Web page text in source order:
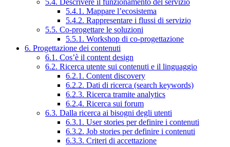
5.4. Descrivere il funzionamento del servizio
5.4.1. Mappare l’ecosistema
5.4.2. Rappresentare i flussi di servizio
5.5. Co-progettare le soluzioni
5.5.1. Workshop di co-progettazione
6. Progettazione dei contenuti
6.1. Cos’è il content design
6.2. Ricerca utente sui contenuti e il linguaggio
6.2.1. Content discovery
6.2.2. Dati di ricerca (search keywords)
6.2.3. Ricerca tramite analytics
6.2.4. Ricerca sui forum
6.3. Dalla ricerca ai bisogni degli utenti
6.3.1. User stories per definire i contenuti
6.3.2. Job stories per definire i contenuti
6.3.3. Criteri di accettazione